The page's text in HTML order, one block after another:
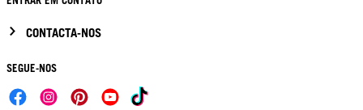
CONTACTA-NOS
SEGUE-NOS